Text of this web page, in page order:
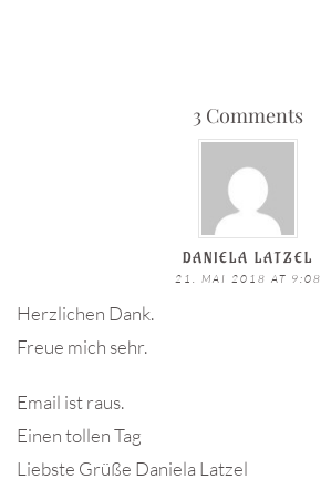
3 Comments
DANIELA LATZEL
21. MAI 2018 AT 9:08
Herzlichen Dank.
Freue mich sehr.
Email ist raus.
Einen tollen Tag
Liebste Grüße Daniela Latzel